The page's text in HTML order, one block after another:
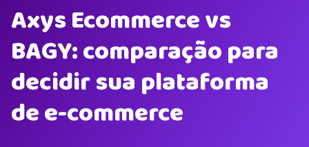
Axys Ecommerce vs
BAGY: comparação para
decidir sua plataforma
de e-commerce